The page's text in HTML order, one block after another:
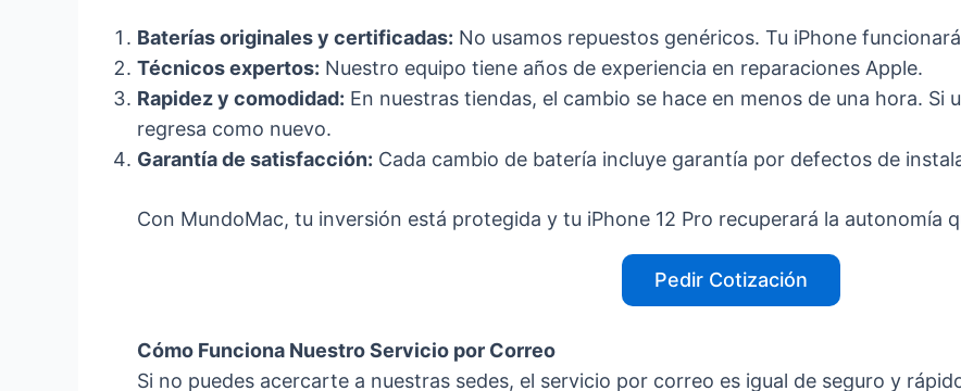
Baterías originales y certificadas: No usamos repuestos genéricos. Tu iPhone
Técnicos expertos: Nuestro equipo tiene años de experiencia en reparaciones Apple.
Rapidez y comodidad: En nuestras tiendas, el cambio se hace en menos de una hora. Si
regresa como nuevo.
Garantía de satisfacción: Cada cambio de batería incluye garantía por defectos de
Con MundoMac, tu inversión está protegida y tu iPhone 12 Pro recuperará la autonomía
Pedir Cotización
Cómo Funciona Nuestro Servicio por Correo
Si no puedes acercarte a nuestras sedes, el servicio por correo es igual de seguro y